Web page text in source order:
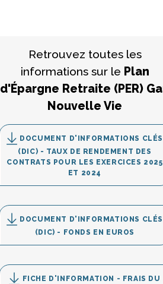
Retrouvez toutes les
informations sur le Plan
d'Épargne Retraite (PER)
Nouvelle Vie
DOCUMENT D'INFORMATIONS CLÉS
(DIC) - TAUX DE RENDEMENT DES
CONTRATS POUR LES EXERCICES 2025
ET 2024
DOCUMENT D'INFORMATIONS CLÉS
(DIC) - FONDS EN EUROS
FICHE D'INFORMATION - FRAIS DU